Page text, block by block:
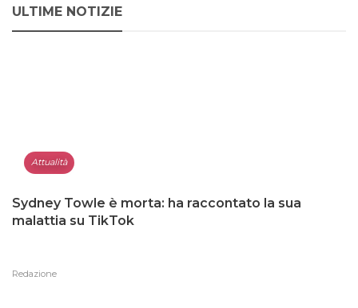
ULTIME NOTIZIE
Attualità
Sydney Towle è morta: ha raccontato la sua
malattia su TikTok
Redazione